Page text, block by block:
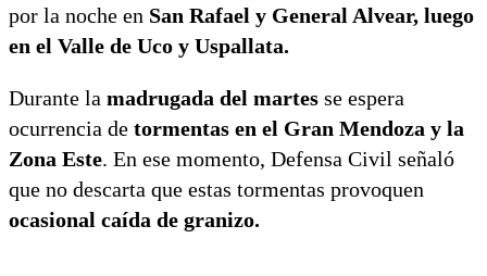
por la noche en San Rafael y General Alvear, luego
en el Valle de Uco y Uspallata.
Durante la madrugada del martes se espera
ocurrencia de tormentas en el Gran Mendoza y la
Zona Este. En ese momento, Defensa Civil señaló
que no descarta que estas tormentas provoquen
ocasional caída de granizo.